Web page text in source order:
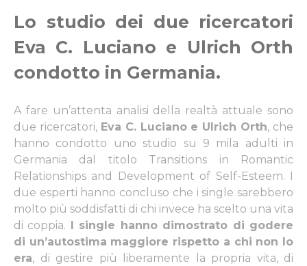
Lo studio dei due ricercatori
Eva C. Luciano e Ulrich Orth
condotto in Germania.
A fare un’attenta analisi della realtà attuale sono
due ricercatori, Eva C. Luciano e Ulrich Orth, che
hanno condotto uno studio su 9 mila adulti in
Germania dal titolo Transitions in Romantic
Relationships and Development of Self-Esteem. I
due esperti hanno concluso che i single sarebbero
molto più soddisfatti di chi invece ha scelto una vita
di coppia. I single hanno dimostrato di godere
di un’autostima maggiore rispetto a chi non lo
era, di gestire più liberamente la propria vita, di